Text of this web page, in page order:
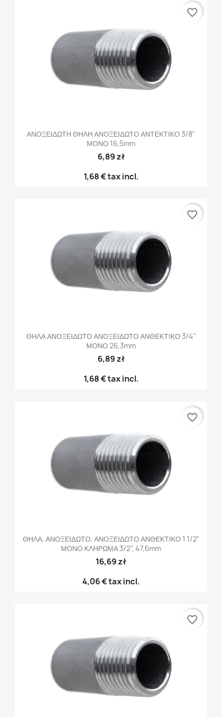
ΑΝΟΞΕΙΔΩΤΗ ΘΗΛΗ ΑΝΟΞΕΙΔΩΤΟ ΑΝΤΕΚΤΙΚΟ 3/8"
ΜΟΝΟ 16,5mm
6,89 zł
1,68 €tax incl.
favorite_border
ΘΗΛΑ ΑΝΟΞΕΙΔΩΤΟ ΑΝΟΞΕΙΔΩΤΟ ΑΝΘΕΚΤΙΚΟ 3/4"
ΜΟΝΟ 26,3mm
6,89 zł
1,68 €tax incl.
favorite_border
ΘΗΛΑ, ΑΝΟΞΕΙΔΩΤΟ, ΑΝΟΞΕΙΔΩΤΟ ΑΝΘΕΚΤΙΚΟ 1 1/2"
ΜΟΝΟ ΚΛΗΡΩΜΑ 3/2", 47,6mm
16,69 zł
4,06 €tax incl.
favorite_border
favorite_border